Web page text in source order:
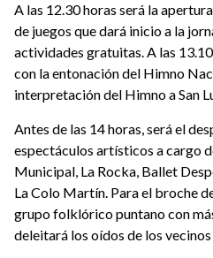
A las 12.30 horas será la
de juegos que dará inicio a la
actividades gratuitas. A las
con la entonación del Himno
interpretación del Himno a San
Antes de las 14 horas, será el
espectáculos artísticos a cargo
Municipal, La Rocka, Ballet
La Colo Martín. Para el broche
grupo folklórico puntano con
deleitará los oídos de los